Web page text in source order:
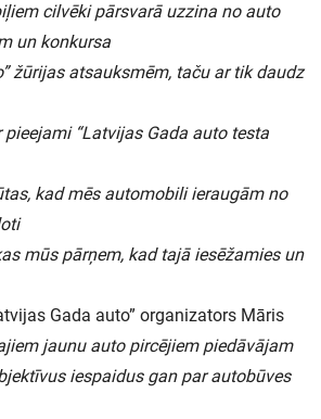
cilvēki pārsvarā uzzina no auto
un konkursa
žūrijas atsauksmēm, taču ar tik daudz
“Latvijas Gada auto testa
kad mēs automobili ieraugām no
mūs pārņem, kad tajā iesēžamies un
Gada auto” organizators Māris
jaunu auto pircējiem piedāvājam
iespaidus gan par autobūves